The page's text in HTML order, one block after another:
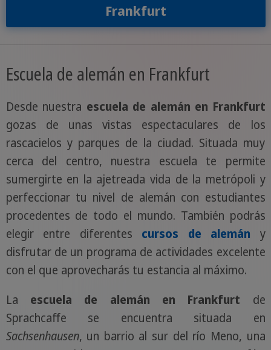
Frankfurt
Escuela de alemán en Frankfurt
Desde nuestra escuela de alemán en Frankfurt
gozas de unas vistas espectaculares de los
rascacielos y parques de la ciudad. Situada muy
cerca del centro, nuestra escuela te permite
sumergirte en la ajetreada vida de la metrópoli y
perfeccionar tu nivel de alemán con estudiantes
procedentes de todo el mundo. También podrás
elegir entre diferentes cursos de alemán y
disfrutar de un programa de actividades excelente
con el que aprovecharás tu estancia al máximo.
La escuela de alemán en Frankfurt de
Sprachcaffe se encuentra situada en
Sachsenhausen, un barrio al sur del río Meno, una